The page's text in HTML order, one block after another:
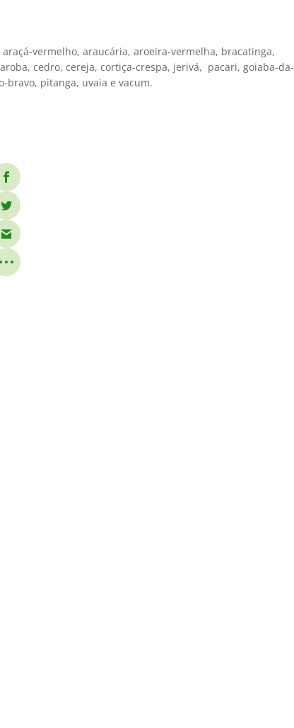
vermelho, araucária, aroeira-vermelha, bracatinga,
cedro, cereja, cortiça-crespa, jerivá, pacari, goiaba-da-
pitanga, uvaia e vacum.